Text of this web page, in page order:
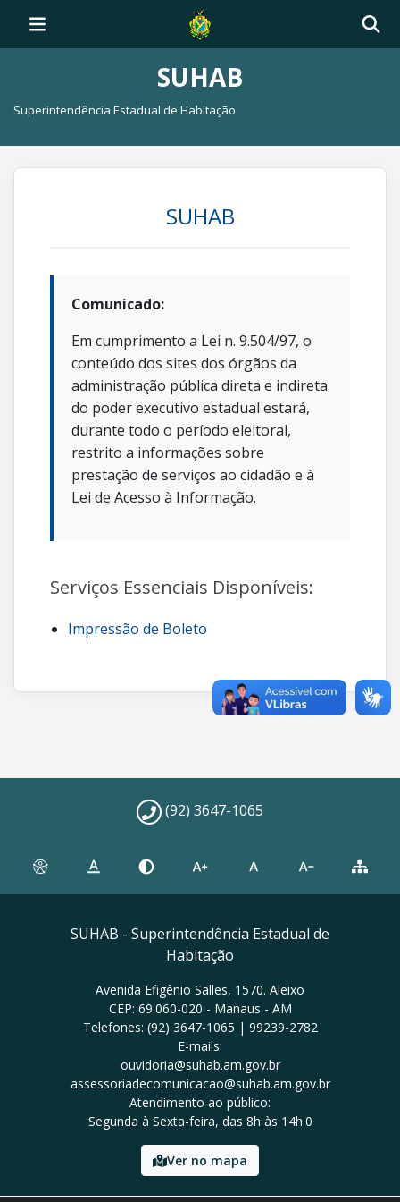
SUHAB
Superintendência Estadual de Habitação
SUHAB
Comunicado:
Em cumprimento a Lei n. 9.504/97, o
conteúdo dos sites dos órgãos da
administração pública direta e indireta
do poder executivo estadual estará,
durante todo o período eleitoral,
restrito a informações sobre
prestação de serviços ao cidadão e à
Lei de Acesso à Informação.
Serviços Essenciais Disponíveis:
Impressão de Boleto
(92) 3647-1065
SUHAB - Superintendência Estadual de
Habitação
Avenida Efigênio Salles, 1570. Aleixo
CEP: 69.060-020 - Manaus - AM
Telefones: (92) 3647-1065 | 99239-2782
E-mails:
ouvidoria@suhab.am.gov.br
assessoriadecomunicacao@suhab.am.gov.br
Atendimento ao público:
Segunda à Sexta-feira, das 8h às 14h.0
Ver no mapa